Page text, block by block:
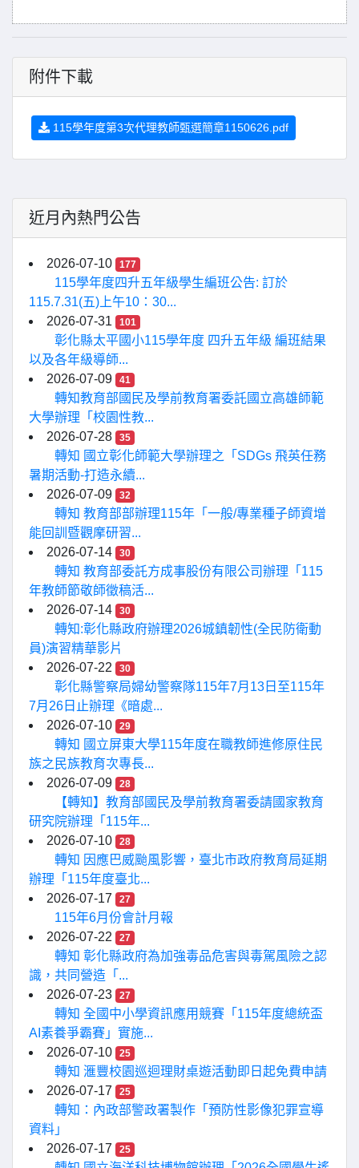
附件下載
115學年度第3次代理教師甄選簡章1150626.pdf
近月內熱門公告
2026-07-10 177
115學年度四升五年級學生編班公告: 訂於
115.7.31(五)上午10：30...
2026-07-31
101
彰化縣太平國小115學年度 四升五年級 編班結果
以及各年級導師...
2026-07-09
41
轉知教育部國民及學前教育署委託國立高雄師範
大學辦理「校園性教...
2026-07-28
35
轉知 國立彰化師範大學辦理之「SDGs 飛英任務
暑期活動-打造永續...
2026-07-09
32
轉知 教育部部辦理115年「一般/專業種子師資增
能回訓暨觀摩研習...
2026-07-14
30
轉知 教育部委託方成事股份有限公司辦理「115
年教師節敬師徵稿活...
2026-07-14
30
轉知:彰化縣政府辦理2026城鎮韌性(全民防衛動
員)演習精華影片
2026-07-22
30
彰化縣警察局婦幼警察隊115年7月13日至115年
7月26日止辦理《暗處...
2026-07-10
29
轉知 國立屏東大學115年度在職教師進修原住民
族之民族教育次專長...
2026-07-09
28
【轉知】教育部國民及學前教育署委請國家教育
研究院辦理「115年...
2026-07-10
28
轉知 因應巴威颱風影響，臺北市政府教育局延期
辦理「115年度臺北...
2026-07-17
27
115年6月份會計月報
2026-07-22
27
轉知 彰化縣政府為加強毒品危害與毒駕風險之認
識，共同營造「...
2026-07-23
27
轉知 全國中小學資訊應用競賽「115年度總統盃
AI素養爭霸賽」實施...
2026-07-10
25
轉知 滙豐校園巡迴理財桌遊活動即日起免費申請
2026-07-17
25
轉知：內政部警政署製作「預防性影像犯罪宣導
資料」
2026-07-17
25